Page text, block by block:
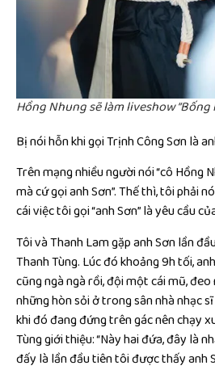
Hồng Nhung sẽ làm liveshow “Bống
Bị nói hỗn khi gọi Trịnh Công Sơn là
Trên mạng nhiều người nói “cô Hồng
mà cứ gọi anh Sơn”. Thế thì, tôi phải
cái việc tôi gọi “anh Sơn” là yêu cầu
Tôi và Thanh Lam gặp anh Sơn lần
Thanh Tùng. Lúc đó khoảng 9h tối,
cũng ngà ngà rồi, đội một cái mũ,
những hòn sỏi ở trong sân nhà nhạc
khi đó đang đứng trên gác nên chạy
Tùng giới thiệu: “Này hai đứa, đây là
đấy là lần đầu tiên tôi được thấy anh